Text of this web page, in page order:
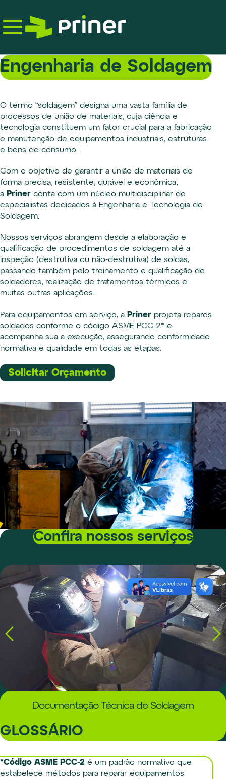
the
Engenharia de Soldagem
O termo “soldagem” designa uma vasta família de
processos de união de materiais, cuja ciência e
tecnologia constituem um fator crucial para a fabricação
e manutenção de equipamentos industriais, estruturas
e bens de consumo.
Com o objetivo de garantir a união de materiais de
forma precisa, resistente, durável e econômica,
a Priner conta com um núcleo multidisciplinar de
especialistas dedicados à Engenharia e Tecnologia de
Soldagem.
Nossos serviços abrangem desde a elaboração e
qualificação de procedimentos de soldagem até a
inspeção (destrutiva ou não-destrutiva) de soldas,
passando também pelo treinamento e qualificação de
soldadores, realização de tratamentos térmicos e
muitas outras aplicações.
Para equipamentos em serviço, a Priner projeta reparos
soldados conforme o código ASME PCC-2* e
acompanha sua a execução, assegurando conformidade
normativa e qualidade em todas as etapas.
Solicitar Orçamento
Confira nossos serviços
Documentação Técnica de Soldagem
GLOSSÁRIO
*Código ASME PCC-2 é um padrão normativo que
estabelece métodos para reparar equipamentos